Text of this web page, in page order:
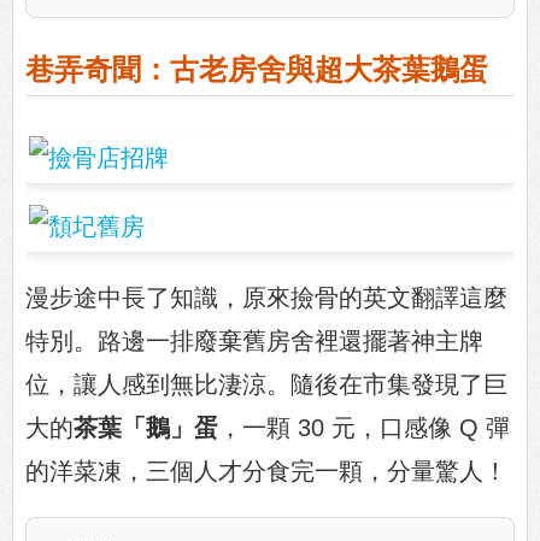
巷弄奇聞：古老房舍與超大茶葉鵝蛋
漫步途中長了知識，原來撿骨的英文翻譯這麼
特別。路邊一排廢棄舊房舍裡還擺著神主牌
位，讓人感到無比淒涼。隨後在市集發現了巨
大的茶葉「鵝」蛋 ，一顆 30 元，口感像 Q 彈
的洋菜凍，三個人才分食完一顆，分量驚人！